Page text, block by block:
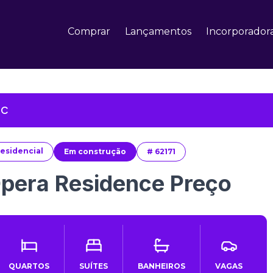
Comprar Lançamentos
Em construção # 62171
Residence Preço
QUARTOS SUÍTES BANHEIROS VAGAS